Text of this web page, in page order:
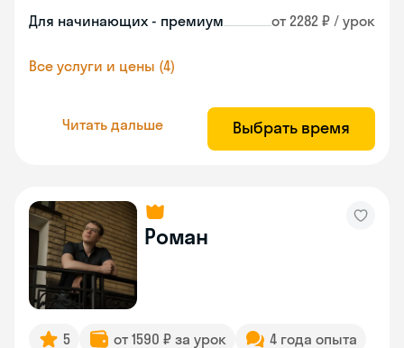
Для начинающих - премиум от 2282 ₽ / урок
Все услуги и цены (4)
Читать дальше Выбрать время
Роман
5 от 1590 ₽ за урок 4 года опыта